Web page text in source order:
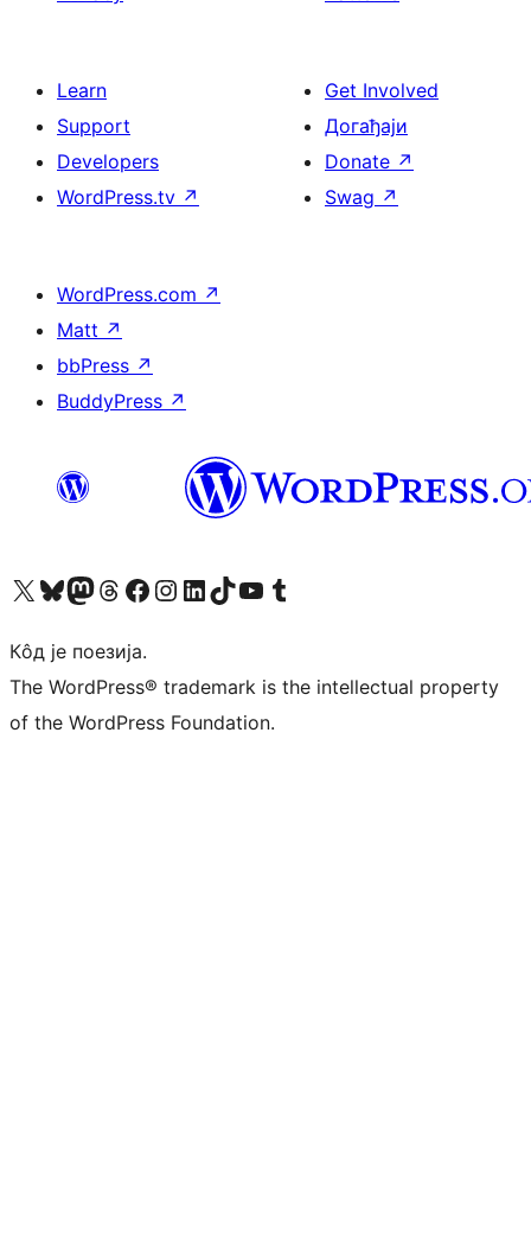
Learn
Support
Developers
WordPress.tv ↗
Get Involved
Догађаји
Donate ↗
Swag ↗
WordPress.com ↗
Matt ↗
bbPress ↗
BuddyPress ↗
Visit our X (formerly Twitter) account
Посетите наш Bluesky налог
Visit our Mastodon account
Посетите наш налог на Threads-у Visit our Facebook page
Посетите наш Инстаграм налог
Visit our LinkedIn account
Посетите наш TikTok налог
Visit our YouTube channel
Посетите наш Tumblr налог
Кôд је поезија.
The WordPress® trademark is the intellectual property
of the WordPress Foundation.